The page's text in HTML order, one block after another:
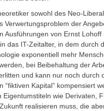
sowohl des Neo-
Verwertungsproblem der
Ausführungen von Ernst
das IT-Zeitalter, in dem durch
exponentiell mehr
bei Beibehaltung der
und kann nur noch durch
“fiktiven Kapital” kompensiert
Eigentumstiteln wie Derivaten,
realisieren muss, die